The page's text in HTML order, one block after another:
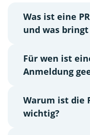
Was ist eine
und was
Für wen ist
Anmeldung
Warum ist die
wichtig?